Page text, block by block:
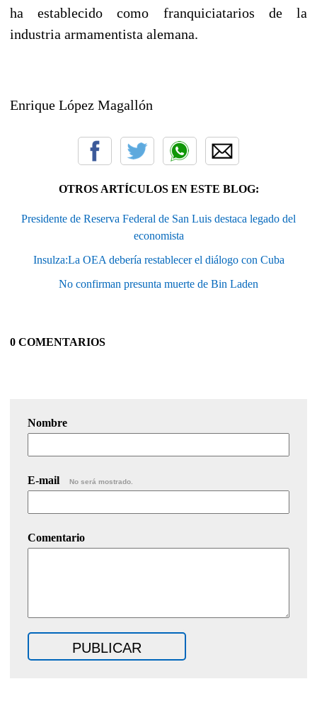
ha establecido como franquiciatarios de la
industria armamentista alemana.
Enrique López Magallón
OTROS ARTÍCULOS EN ESTE BLOG:
Presidente de Reserva Federal de San Luis destaca legado del
economista
Insulza:La OEA debería restablecer el diálogo con Cuba
No confirman presunta muerte de Bin Laden
0 COMENTARIOS
Nombre
E-mail No será mostrado.
Comentario